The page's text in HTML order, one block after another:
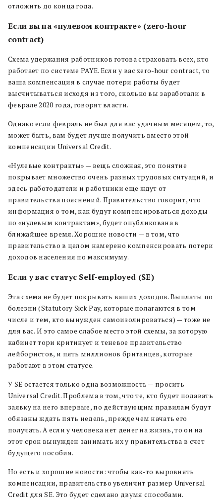
отложить до конца года.
Если вы на «нулевом контракте» (zero-hour
contract)
Схема удержания работников готова страховать всех, кто
работает по системе PAYE. Если у вас zero-hour contract, то
ваша компенсация в случае потери работы будет
высчитываться исходя из того, сколько вы заработали в
феврале 2020 года, говорят власти.
Однако если февраль не был для вас удачным месяцем, то,
может быть, вам будет лучше получить вместо этой
компенсации Universal Credit.
«Нулевые контракты» — вещь сложная, это понятие
покрывает множество очень разных трудовых ситуаций, и
здесь работодатели и работники еще ждут от
правительства пояснений. Правительство говорит, что
информация о том, как будут компенсироваться доходы
по «нулевым контрактам», будет опубликована в
ближайшее время. Хорошие новости — в том, что
правительство в целом намерено компенсировать потери
доходов населения по максимуму.
Если у вас статус Self-employed (SE)
Эта схема не будет покрывать ваших доходов. Выплаты по
болезни (Statutory Sick Pay, которые полагаются в том
числе и тем, кто вынужден самоизолироваться) — тоже не
для вас. И это самое слабое место этой схемы, за которую
кабинет тори критикует и теневое правительство
лейбористов, и пять миллионов британцев, которые
работают в этом статусе.
У SE остается только одна возможность — просить
Universal Credit. Проблема в том, что те, кто будет подавать
заявку на него впервые, по действующим правилам будут
обязаны ждать пять недель, прежде чем начать его
получать. А если у человека нет денег на жизнь, то он на
этот срок вынужден занимать их у правительства в счет
будущего пособия.
Но есть и хорошие новости: чтобы как-то выровнять
компенсации, правительство увеличит размер Universal
Credit для SE. Это будет сделано двумя способами.